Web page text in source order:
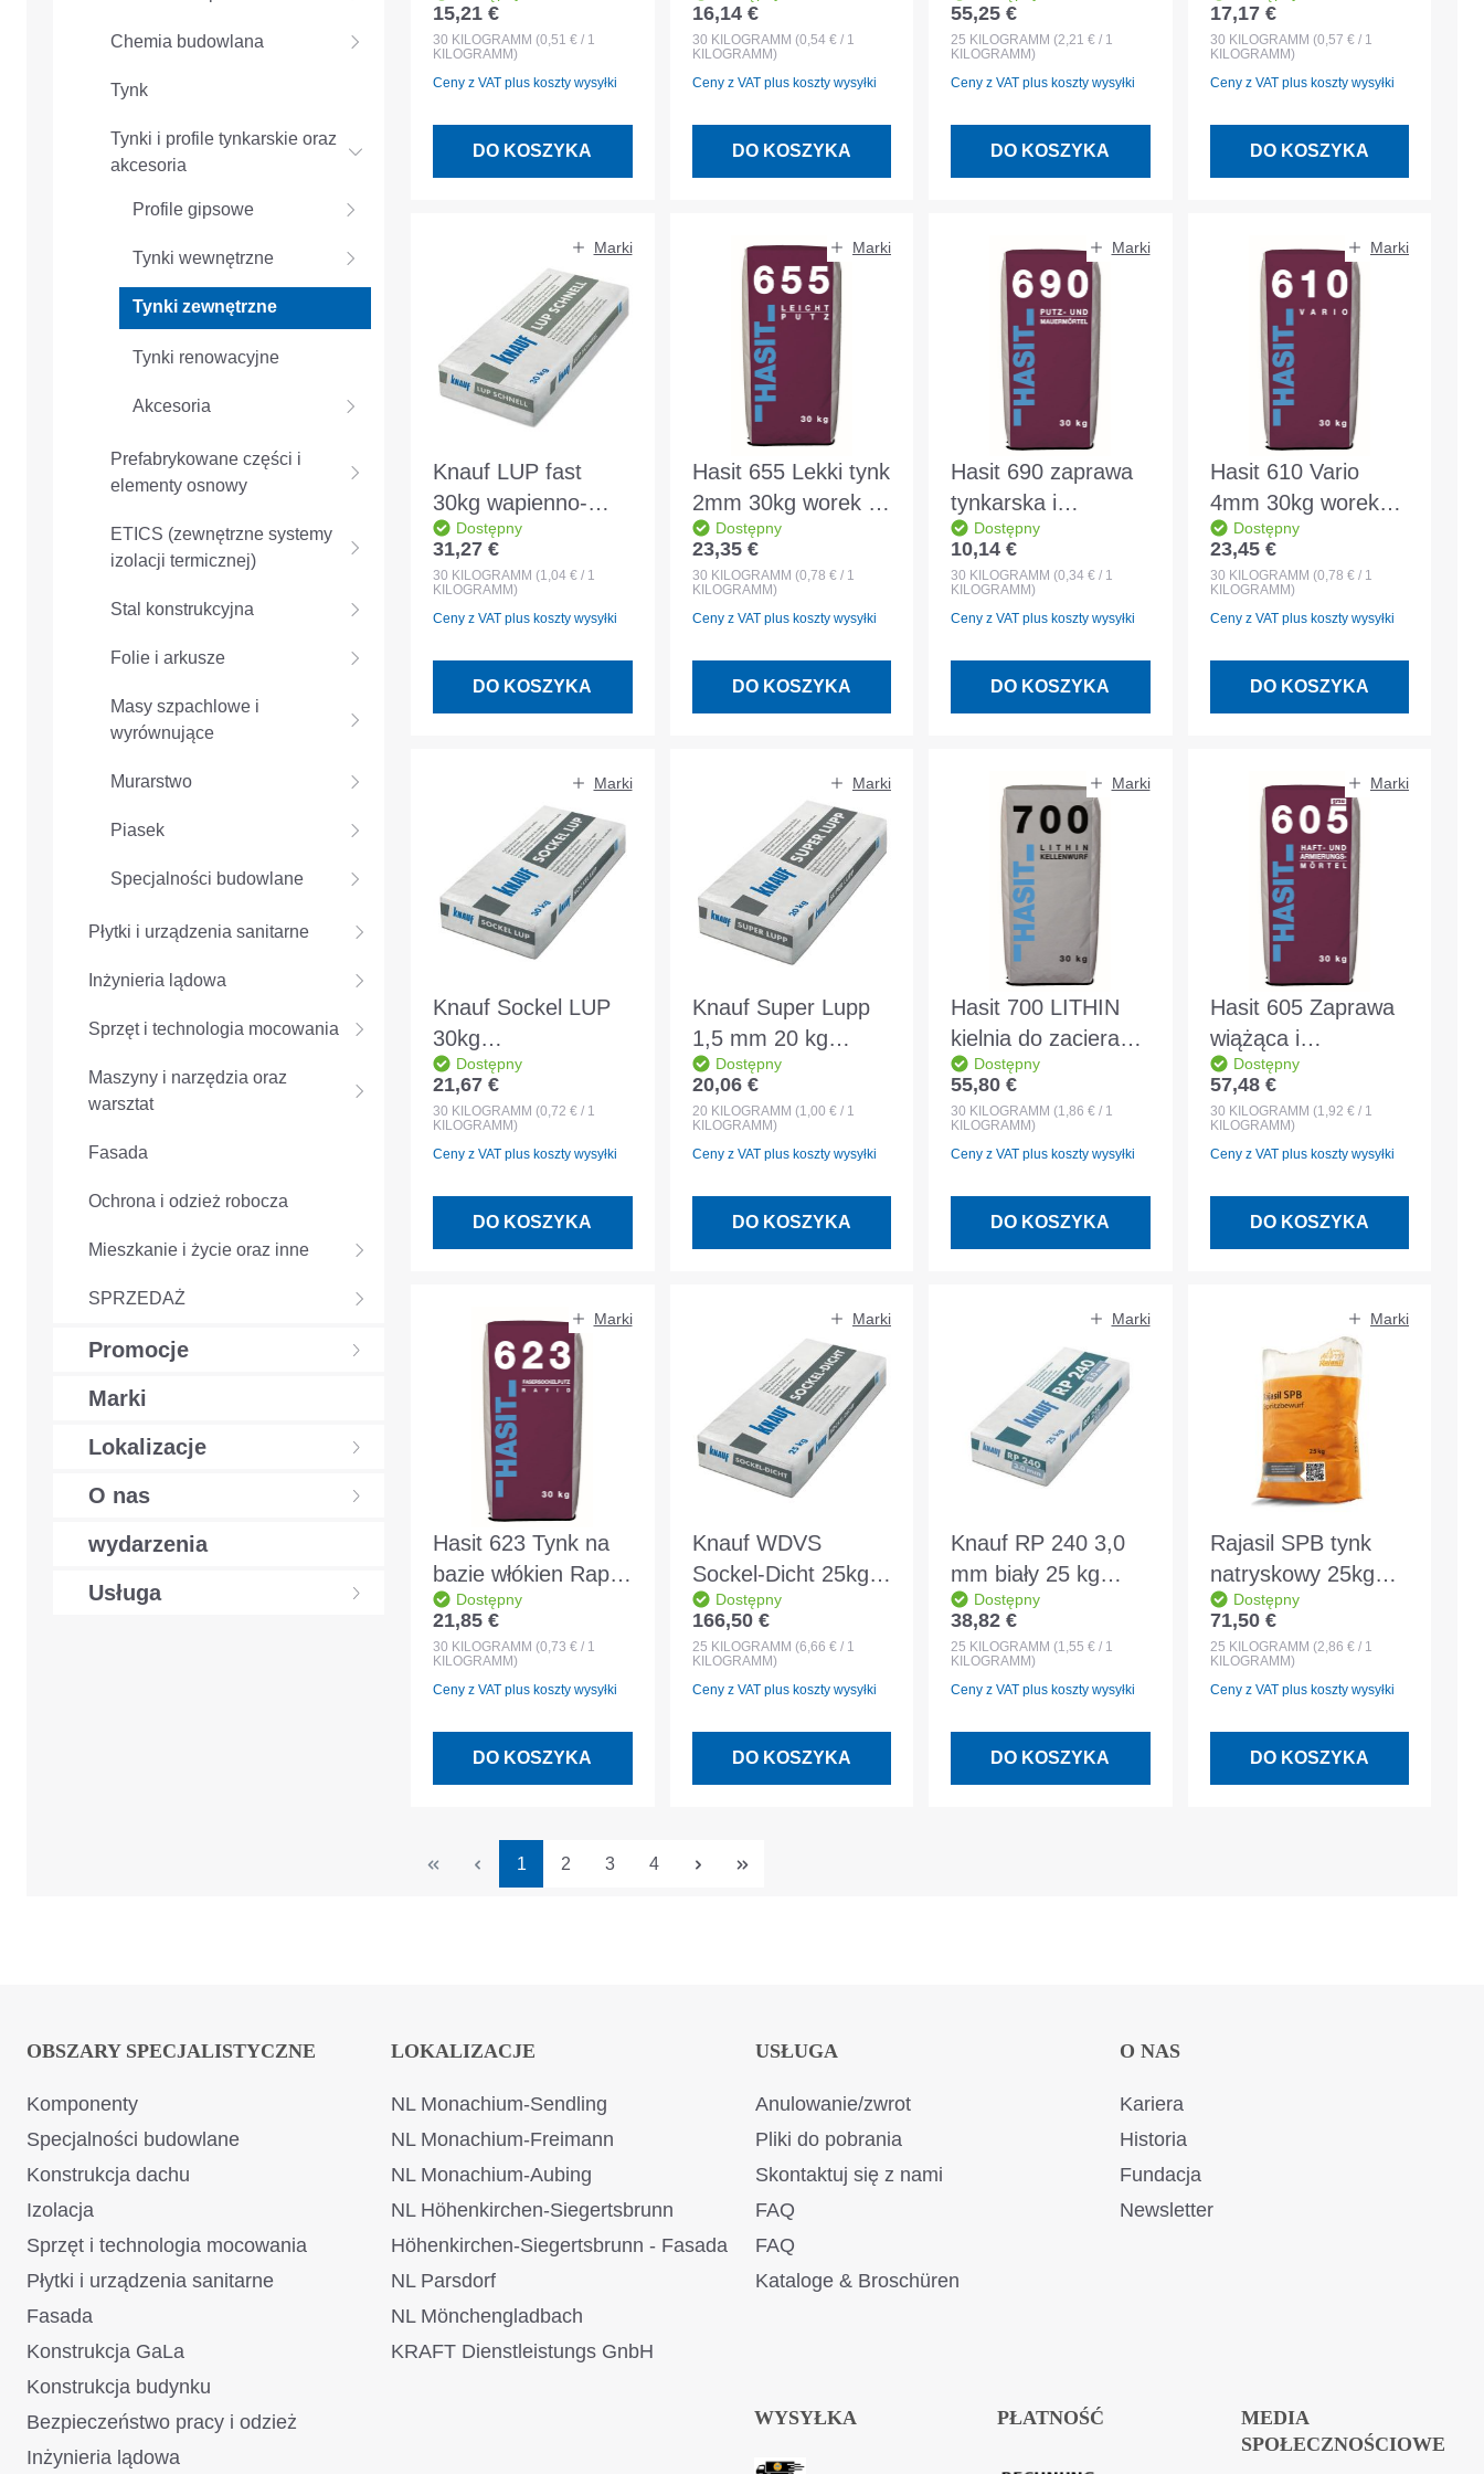
Chemia budowlana
Tynk
Tynki i profile tynkarskie oraz
akcesoria
Profile gipsowe
Tynki wewnętrzne
Tynki zewnętrzne
Tynki renowacyjne
Akcesoria
Prefabrykowane części i
elementy osnowy
ETICS (zewnętrzne systemy
izolacji termicznej)
Stal konstrukcyjna
Folie i arkusze
Masy szpachlowe i
wyrównujące
Murarstwo
Piasek
Specjalności budowlane
Płytki i urządzenia sanitarne
Inżynieria lądowa
Sprzęt i technologia mocowania
Maszyny i narzędzia oraz
warsztat
Fasada
Ochrona i odzież robocza
Mieszkanie i życie oraz inne
SPRZEDAŻ
Promocje
Marki
Lokalizacje
O nas
wydarzenia
Usługa
worek 30 kg Tynk
zewnętrzny i
wewnętrzny
Cena regularna:
15,21 €
30 KILOGRAMM (0,51 € / 1
KILOGRAMM)
Ceny z VAT plus koszty wysyłki
DO KOSZYKA
drobnoziarnisty 0,8
mm f. Wnętrze
30kg
Cena regularna:
16,14 €
30 KILOGRAMM (0,54 € / 1
KILOGRAMM)
Ceny z VAT plus koszty wysyłki
DO KOSZYKA
Zaprawa
renowacyjna
Cena regularna:
55,25 €
25 KILOGRAMM (2,21 € / 1
KILOGRAMM)
Ceny z VAT plus koszty wysyłki
DO KOSZYKA
bazowy
Cena regularna:
17,17 €
30 KILOGRAMM (0,57 € / 1
KILOGRAMM)
Ceny z VAT plus koszty wysyłki
DO KOSZYKA
Marki
Knauf LUP fast
30kg wapienno-
cementowy lekki
tynk podkładowy
Dostępny
Cena regularna:
31,27 €
30 KILOGRAMM (1,04 € / 1
KILOGRAMM)
Ceny z VAT plus koszty wysyłki
DO KOSZYKA
Marki
Hasit 655 Lekki tynk
2mm 30kg worek 0-
2mm Tynk
zewnętrzny/wewnęt
rzny
Dostępny
Cena regularna:
23,35 €
30 KILOGRAMM (0,78 € / 1
KILOGRAMM)
Ceny z VAT plus koszty wysyłki
DO KOSZYKA
Marki
Hasit 690 zaprawa
tynkarska i
murarska 30kg
uziarnienie 0-2,5
mm MGII
Dostępny
Cena regularna:
10,14 €
30 KILOGRAMM (0,34 € / 1
KILOGRAMM)
Ceny z VAT plus koszty wysyłki
DO KOSZYKA
Marki
Hasit 610 Vario
4mm 30kg worek
Zaprawa
cementowa PIII 0-
4mm
Dostępny
Cena regularna:
23,45 €
30 KILOGRAMM (0,78 € / 1
KILOGRAMM)
Ceny z VAT plus koszty wysyłki
DO KOSZYKA
Marki
Knauf Sockel LUP
30kg
Szybkowiążący tynk
podkładowy
Dostępny
Cena regularna:
21,67 €
30 KILOGRAMM (0,72 € / 1
KILOGRAMM)
Ceny z VAT plus koszty wysyłki
DO KOSZYKA
Marki
Knauf Super Lupp
1,5 mm 20 kg
Wzmocniony
włóknem super lekki
tynk podkładowy
Dostępny
Cena regularna:
20,06 €
20 KILOGRAMM (1,00 € / 1
KILOGRAMM)
Ceny z VAT plus koszty wysyłki
DO KOSZYKA
Marki
Hasit 700 LITHIN
kielnia do zacierania
6mm biała 30kg
worek
Dostępny
Cena regularna:
55,80 €
30 KILOGRAMM (1,86 € / 1
KILOGRAMM)
Ceny z VAT plus koszty wysyłki
DO KOSZYKA
Marki
Hasit 605 Zaprawa
wiążąca i
wzmacniająca biała
30kg
Dostępny
Cena regularna:
57,48 €
30 KILOGRAMM (1,92 € / 1
KILOGRAMM)
Ceny z VAT plus koszty wysyłki
DO KOSZYKA
Marki
Hasit 623 Tynk na
bazie włókien Rapid
worek 30 kg
Dostępny
Cena regularna:
21,85 €
30 KILOGRAMM (0,73 € / 1
KILOGRAMM)
Ceny z VAT plus koszty wysyłki
DO KOSZYKA
Marki
Knauf WDVS
Sockel-Dicht 25kg
Elastyczna masa
uszczelniająca
Dostępny
Cena regularna:
166,50 €
25 KILOGRAMM (6,66 € / 1
KILOGRAMM)
Ceny z VAT plus koszty wysyłki
DO KOSZYKA
Marki
Knauf RP 240 3,0
mm biały 25 kg
Mineralny tynk
ryflowany
Dostępny
Cena regularna:
38,82 €
25 KILOGRAMM (1,55 € / 1
KILOGRAMM)
Ceny z VAT plus koszty wysyłki
DO KOSZYKA
Marki
Rajasil SPB tynk
natryskowy 25kg
worek szary
Dostępny
Cena regularna:
71,50 €
25 KILOGRAMM (2,86 € / 1
KILOGRAMM)
Ceny z VAT plus koszty wysyłki
DO KOSZYKA
Strona
1 Strona
2 Strona
3 Strona
4
OBSZARY SPECJALISTYCZNE
Komponenty
Specjalności budowlane
Konstrukcja dachu
Izolacja
Sprzęt i technologia mocowania
Płytki i urządzenia sanitarne
Fasada
Konstrukcja GaLa
Konstrukcja budynku
Bezpieczeństwo pracy i odzież
Inżynieria lądowa
LOKALIZACJE
NL Monachium-Sendling
NL Monachium-Freimann
NL Monachium-Aubing
NL Höhenkirchen-Siegertsbrunn
Höhenkirchen-Siegertsbrunn - Fasada
NL Parsdorf
NL Mönchengladbach
KRAFT Dienstleistungs GnbH
USŁUGA
Anulowanie/zwrot
Pliki do pobrania
Skontaktuj się z nami
FAQ
FAQ
Kataloge & Broschüren
O NAS
Kariera
Historia
Fundacja
Newsletter
WYSYŁKA PŁATNOŚĆ
MEDIA
SPOŁECZNOŚCIOWE